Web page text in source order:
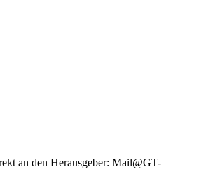
an den Herausgeber: Mail@GT-